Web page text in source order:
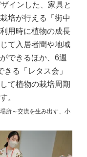
インした、家具と
培が行える「街中
用時に植物の成長
て入居者間や地域
できるほか、6週
る「レタス会」
て植物の栽培周期
。
所～交流を生み出す、小